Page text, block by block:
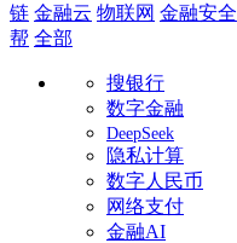
链 金融云 物联网 金融安全
帮 全部
搜银行
数字金融
DeepSeek
隐私计算
数字人民币
网络支付
金融AI